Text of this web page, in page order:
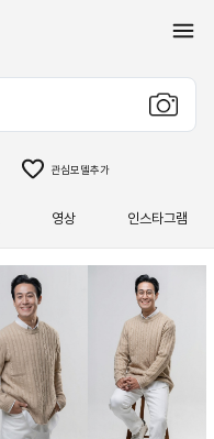
관심모델추가
영상 인스타그램